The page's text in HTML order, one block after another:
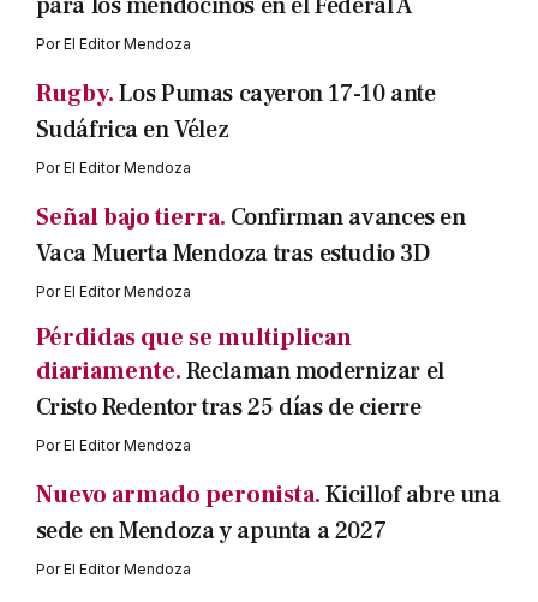
PorEl Editor Mendoza
Rugby.Los Pumas cayeron 17-10 ante
Sudáfrica en Vélez
PorEl Editor Mendoza
Señal bajo tierra. Confirman avances en
Vaca Muerta Mendoza tras estudio 3D
PorEl Editor Mendoza
Pérdidas que se multiplican
diariamente.Reclaman modernizar el
Cristo Redentor tras 25 días de cierre
PorEl Editor Mendoza
Nuevo armado peronista.Kicillof abre una
sede en Mendoza y apunta a 2027
PorEl Editor Mendoza